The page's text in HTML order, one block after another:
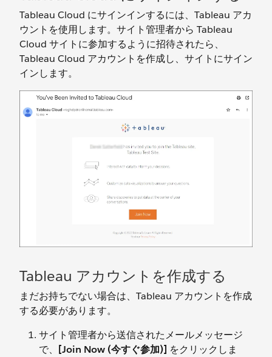
Tableau Cloud にサインインするには、Tableau アカ
ウントを使用します。サイト管理者から Tableau
Cloud サイトに参加するように招待されたら、
Tableau Cloud アカウントを作成し、サイトにサイン
インします。
Tableau アカウントを作成する
まだお持ちでない場合は、Tableau アカウントを作成
する必要があります。
サイト管理者から送信されたメールメッセージ
で、
[Join Now (今すぐ参加)] をクリックしま